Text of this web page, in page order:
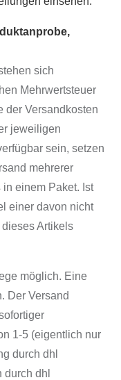
sich
Mehrwertsteuer
der Versandkosten
jeweiligen
sein, setzen
mehrerer
einem Paket. Ist
einer davon nicht
Artikels
möglich. Eine
Der Versand
1-5 (eigentlich nur
durch dhl
dhl